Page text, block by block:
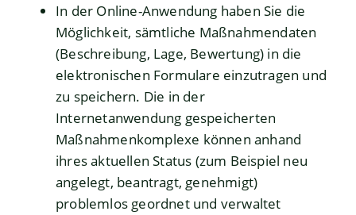
In der Online-Anwendung haben Sie die
Möglichkeit, sämtliche Maßnahmendaten
(Beschreibung, Lage, Bewertung) in die
elektronischen Formulare einzutragen und
zu speichern. Die in der
Internetanwendung gespeicherten
Maßnahmenkomplexe können anhand
ihres aktuellen Status (zum Beispiel neu
angelegt, beantragt, genehmigt)
problemlos geordnet und verwaltet